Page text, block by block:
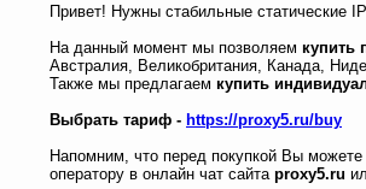
Привет! Нужны стабильные статические
На данный момент мы позволяем купить
Австралия, Великобритания, Канада,
Также мы предлагаем купить
Выбрать тариф - https://proxy5.ru/buy
Напомним, что перед покупкой Вы можете
оператору в онлайн чат сайта proxy5.ru